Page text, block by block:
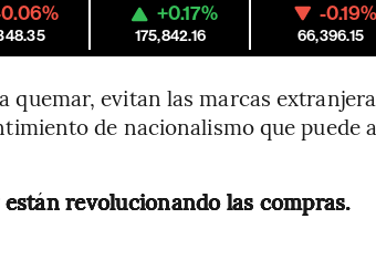
+0.17%
175,842.16
-0.19%
66,396.15
evitan las marcas
de nacionalismo que puede
revolucionando las compras.